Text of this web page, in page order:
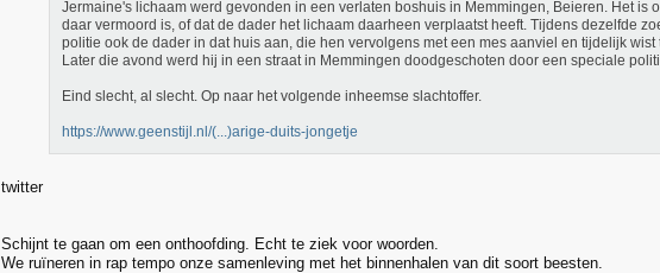
Jermaine's lichaam werd gevonden in een verlaten boshuis in Memmingen, Beieren. Het is
daar vermoord is, of dat de dader het lichaam daarheen verplaatst heeft. Tijdens dezelfde
politie ook de dader in dat huis aan, die hen vervolgens met een mes aanviel en tijdelijk wist
Later die avond werd hij in een straat in Memmingen doodgeschoten door een speciale
Eind slecht, al slecht. Op naar het volgende inheemse slachtoffer.
https://www.geenstijl.nl/(...)arige-duits-jongetje
twitter
Schijnt te gaan om een onthoofding. Echt te ziek voor woorden.
We ruïneren in rap tempo onze samenleving met het binnenhalen van dit soort beesten.